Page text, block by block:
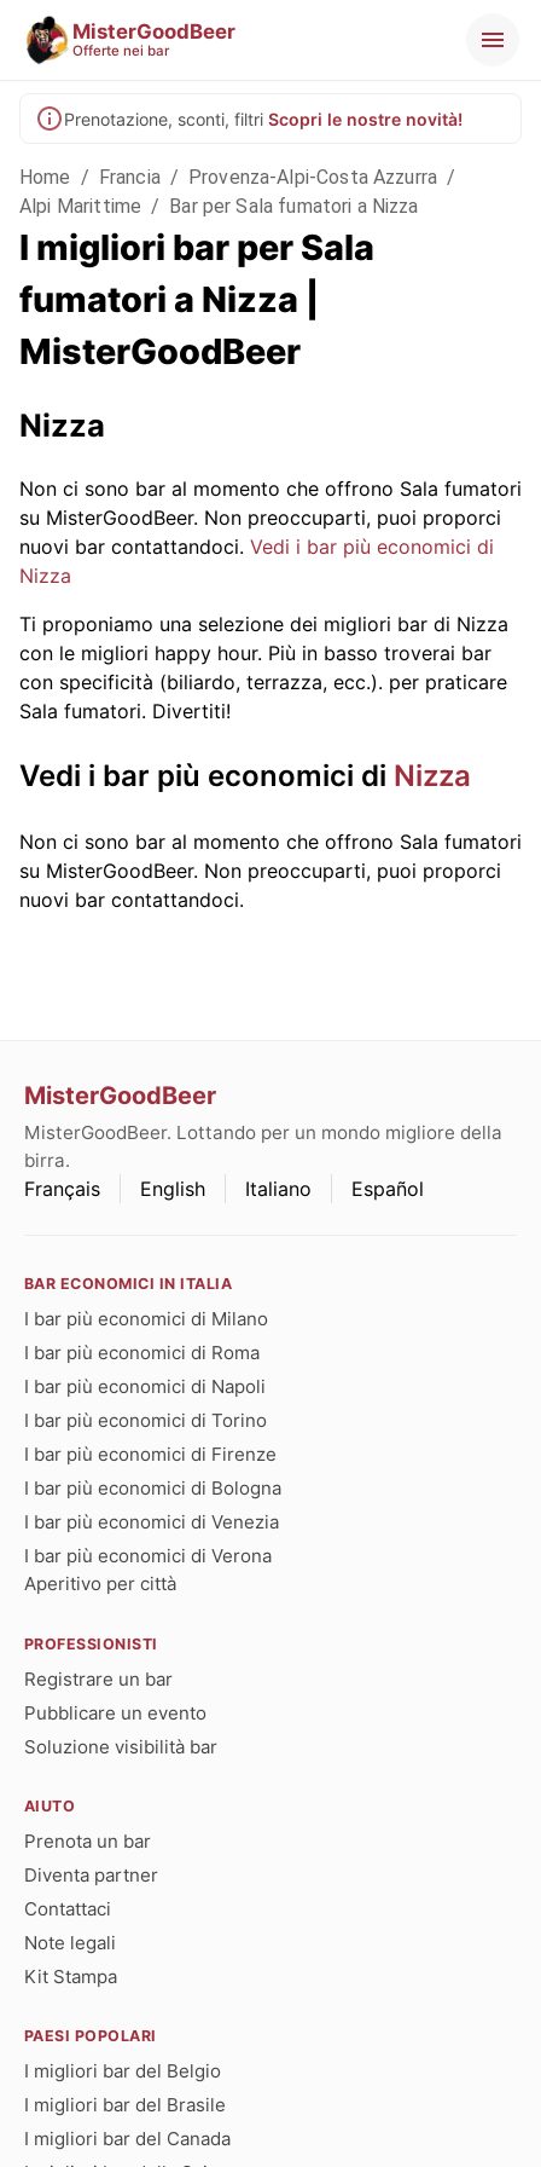
MisterGoodBeer
Offerte nei bar
Prenotazione, sconti, filtri Scopri le nostre novità!
Home / Francia / Provenza-Alpi-Costa Azzurra /
Alpi Marittime / Bar per Sala fumatori a Nizza
I migliori bar per Sala
fumatori a Nizza |
MisterGoodBeer
Nizza
Non ci sono bar al momento che offrono Sala fumatori
su MisterGoodBeer. Non preoccuparti, puoi proporci
nuovi bar contattandoci. Vedi i bar più economici di
Nizza
Ti proponiamo una selezione dei migliori bar di Nizza
con le migliori happy hour. Più in basso troverai bar
con specificità (biliardo, terrazza, ecc.). per praticare
Sala fumatori. Divertiti!
Vedi i bar più economici di Nizza
Non ci sono bar al momento che offrono Sala fumatori
su MisterGoodBeer. Non preoccuparti, puoi proporci
nuovi bar contattandoci.
MisterGoodBeer
MisterGoodBeer. Lottando per un mondo migliore della
birra.
Français English Italiano Español
BAR ECONOMICI IN ITALIA
I bar più economici di Milano
I bar più economici di Roma
I bar più economici di Napoli
I bar più economici di Torino
I bar più economici di Firenze
I bar più economici di Bologna
I bar più economici di Venezia
I bar più economici di Verona
Aperitivo per città
PROFESSIONISTI
Registrare un bar
Pubblicare un evento
Soluzione visibilità bar
AIUTO
Prenota un bar
Diventa partner
Contattaci
Note legali
Kit Stampa
PAESI POPOLARI
I migliori bar del Belgio
I migliori bar del Brasile
I migliori bar del Canada